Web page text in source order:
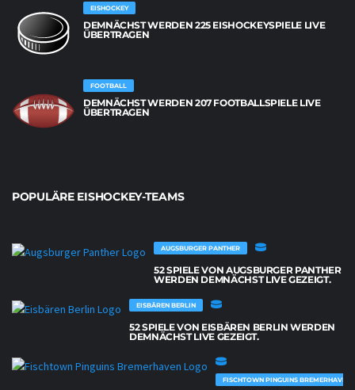
EISHOCKEY
DEMNÄCHST WERDEN 225 EISHOCKEYSPIELE LIVE
ÜBERTRAGEN
FOOTBALL
DEMNÄCHST WERDEN 207 FOOTBALLSPIELE LIVE
ÜBERTRAGEN
POPULÄRE EISHOCKEY-TEAMS
AUGSBURGER PANTHER
52 SPIELE VON AUGSBURGER PANTHER
WERDEN DEMNÄCHST LIVE GEZEIGT.
EISBÄREN BERLIN
52 SPIELE VON EISBÄREN BERLIN WERDEN
DEMNÄCHST LIVE GEZEIGT.
FISCHTOWN PINGUINS BREMERHAVEN